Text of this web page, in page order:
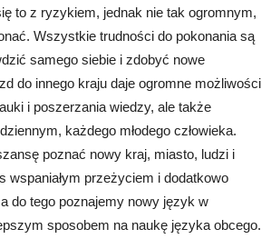
to z ryzykiem, jednak nie tak ogromnym,
Wszystkie trudności do pokonania są
samego siebie i zdobyć nowe
do innego kraju daje ogromne możliwości
i poszerzania wiedzy, ale także
każdego młodego człowieka.
poznać nowy kraj, miasto, ludzi i
wspaniałym przeżyciem i dodatkowo
do tego poznajemy nowy język w
sposobem na naukę języka obcego.